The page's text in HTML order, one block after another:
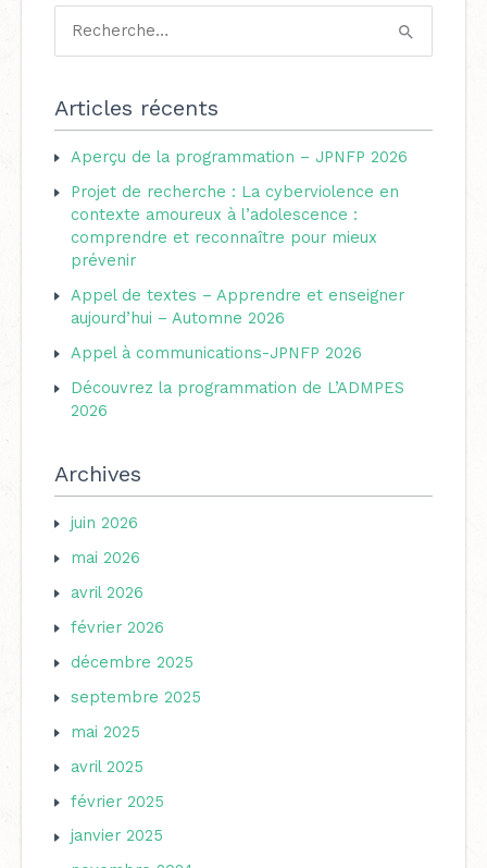
c
h
e
r
e
:
Articles récents
Aperçu de la programmation – JPNFP 2026
Projet de recherche : La cyberviolence en
contexte amoureux à l’adolescence :
comprendre et reconnaître pour mieux
prévenir
Appel de textes – Apprendre et enseigner
aujourd’hui – Automne 2026
Appel à communications-JPNFP 2026
Découvrez la programmation de L’ADMPES
2026
Archives
juin 2026
mai 2026
avril 2026
février 2026
décembre 2025
septembre 2025
mai 2025
avril 2025
février 2025
janvier 2025
g